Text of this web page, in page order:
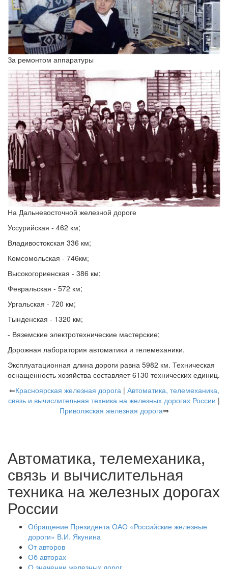
За ремонтом аппаратуры
На Дальневосточной железной дороге
Уссурийская - 462 км;
Владивостокская 336 км;
Комсомольская - 746км;
Высокогориенская - 386 км;
Февральская - 572 км;
Ургальская - 720 км;
Тынденская - 1320 км;
- Вяземские электротехнические мастерские;
Дорожная лаборатория автоматики и телемеханики.
Эксплуатационная длина дороги равна 5982 км. Техническая
оснащенность хозяйства составляет 6130 технических единиц.
⇐Красноярская железная дорога | Автоматика, телемеханика,
связь и вычислительная техника на железных дорогах России |
Приволжская железная дорога⇒
Автоматика, телемеханика,
связь и вычислительная
техника на железных дорогах
России
Обращение Президента ОАО «Российские железные
дороги» В.И. Якунина
От авторов
Об авторах
О значении железных дорог